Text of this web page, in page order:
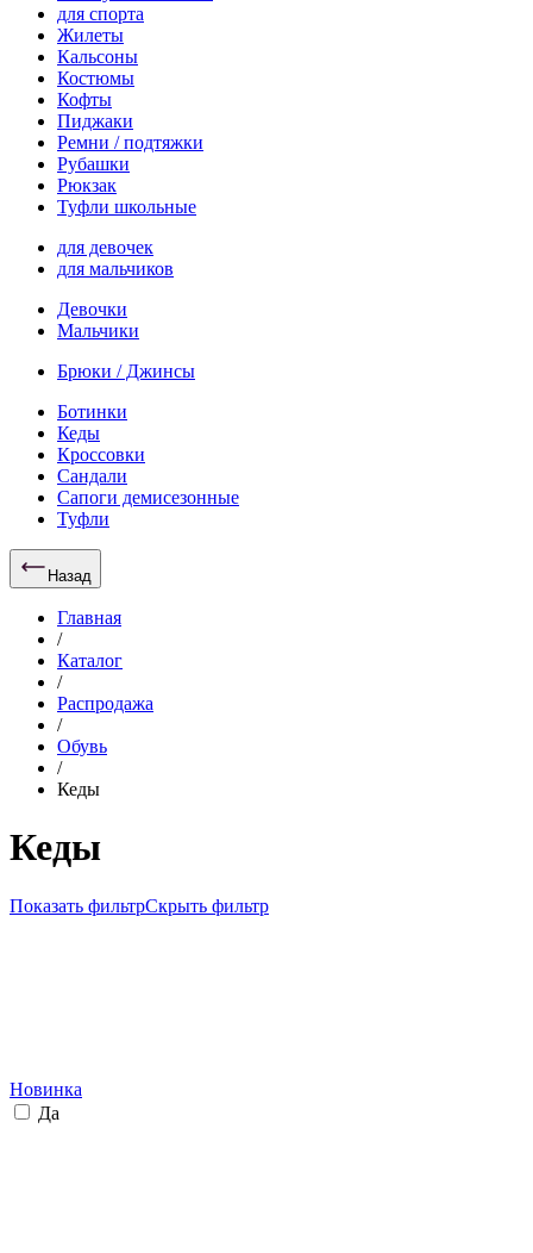
для спорта
Жилеты
Кальсоны
Костюмы
Кофты
Пиджаки
Ремни / подтяжки
Рубашки
Рюкзак
Туфли школьные
для девочек
для мальчиков
Девочки
Мальчики
Брюки / Джинсы
Ботинки
Кеды
Кроссовки
Сандали
Сапоги демисезонные
Туфли
Назад
Главная
/
Каталог
/
Распродажа
/
Обувь
/
Кеды
Кеды
Показать фильтрСкрыть фильтр
Новинка
Да